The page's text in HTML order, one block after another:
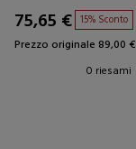
75,65 € 15% Sconto
Prezzo originale 89,00 €
0 riesami